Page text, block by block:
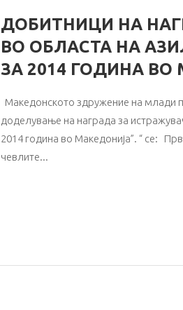
ДОБИТНИЦИ НА
ВО ОБЛАСТА НА
ЗА 2014 ГОДИНА
Македонското здружение на млади
доделување на награда за
2014 година во Македонија”. “ се:
чевлите